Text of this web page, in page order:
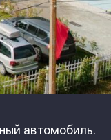
автомобиль.